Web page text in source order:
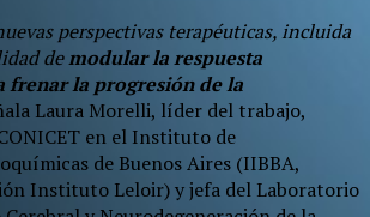
perspectivas terapéuticas, incluida
demodular la respuesta
la progresión de la
Laura Morelli, líder del trabajo,
en el Instituto de
de Buenos Aires (IIBBA,
Instituto Leloir) y jefa del Laboratorio